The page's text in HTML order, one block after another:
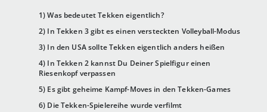
1) Was bedeutet Tekken eigentlich?
2) In Tekken 3 gibt es einen versteckten Volleyball-Modus
3) In den USA sollte Tekken eigentlich anders heißen
4) In Tekken 2 kannst Du Deiner Spielfigur einen
Riesenkopf verpassen
5) Es gibt geheime Kampf-Moves in den Tekken-Games
6) Die Tekken-Spielereihe wurde verfilmt